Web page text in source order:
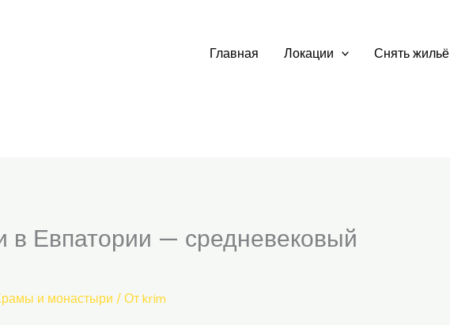
Главная Локации Снять жильё
в Евпатории — средневековый
и монастыри / Отkrim